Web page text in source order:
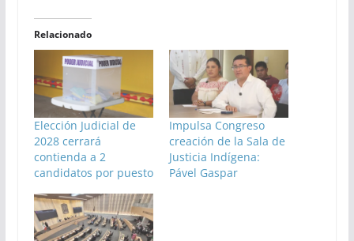
Relacionado
Elección Judicial de
2028 cerrará
contienda a 2
candidatos por puesto
Impulsa Congreso
creación de la Sala de
Justicia Indígena:
Pável Gaspar